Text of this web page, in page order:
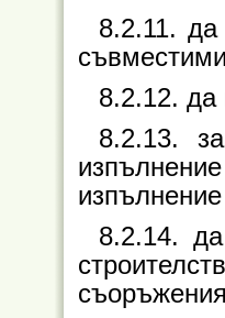
8.2.11.
8.2.12. да
8.2.13.
8.2.14.